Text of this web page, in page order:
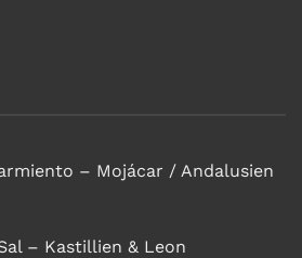
– Mojácar / Andalusien
– Kastillien & Leon